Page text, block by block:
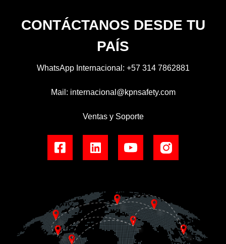
CONTÁCTANOS DESDE TU
PAÍS
WhatsApp Internacional: +57 314 7862881
Mail: internacional@kpnsafety.com
Ventas y Soporte